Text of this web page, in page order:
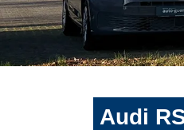
Audi